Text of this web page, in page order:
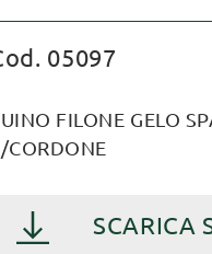
05097
FILONE GELO
CORDONE
SCARICA